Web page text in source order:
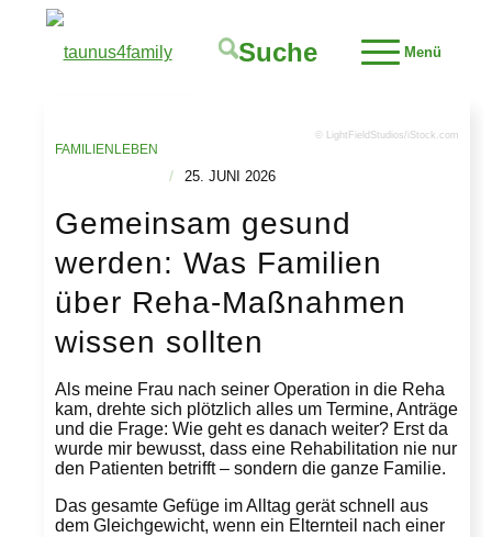
Suche Menü
© LightFieldStudios/iStock.com
FAMILIENLEBEN
/ 25. JUNI 2026
Gemeinsam gesund
werden: Was Familien
über Reha-Maßnahmen
wissen sollten
Als meine Frau nach seiner Operation in die Reha
kam, drehte sich plötzlich alles um Termine, Anträge
und die Frage: Wie geht es danach weiter? Erst da
wurde mir bewusst, dass eine Rehabilitation nie nur
den Patienten betrifft – sondern die ganze Familie.
Das gesamte Gefüge im Alltag gerät schnell aus
dem Gleichgewicht, wenn ein Elternteil nach einer